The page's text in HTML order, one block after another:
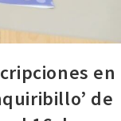
en
de